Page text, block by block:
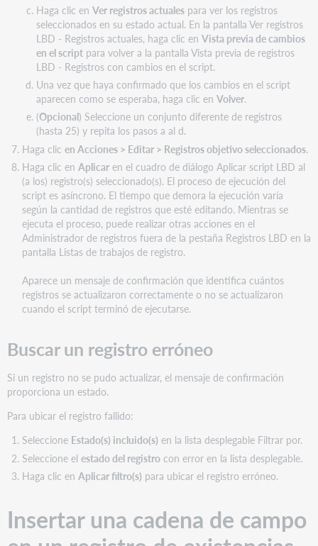
Haga clic en Ver registros actualespara ver los registros
seleccionados en su estado actual. En la pantalla Ver registros
LBD - Registros actuales, haga clic en Vista previa de cambios
en el scriptpara volver a la pantalla Vista previa de registros
LBD - Registros con cambios en el script.
Una vez que haya confirmado que los cambios en el script
aparecen como se esperaba, haga clic en Volver.
(Opcional) Seleccione un conjunto diferente de registros
(hasta 25) y repita los pasos a al d.
Haga clic en Acciones > Editar > Registros objetivo seleccionados.
Haga clic en Aplicaren el cuadro de diálogo Aplicar script LBD al
(a los) registro(s) seleccionado(s). El proceso de ejecución del
script es asíncrono. El tiempo que demora la ejecución varía
según la cantidad de registros que esté editando. Mientras se
ejecuta el proceso, puede realizar otras acciones en el
Administrador de registros fuera de la pestaña Registros LBD en la
pantalla Listas de trabajos de registro.
Aparece un mensaje de confirmación que identifica cuántos
registros se actualizaron correctamente o no se actualizaron
cuando el script terminó de ejecutarse.
Buscar un registro erróneo
Si un registro no se pudo actualizar, el mensaje de confirmación
proporciona un estado.
Para ubicar el registro fallido:
Seleccione Estado(s) incluido(s) en la lista desplegable Filtrar por.
Seleccione el estado del registrocon error en la lista desplegable.
Haga clic en Aplicarfiltro(s) para ubicar el registro erróneo.
Insertar una cadena de campo